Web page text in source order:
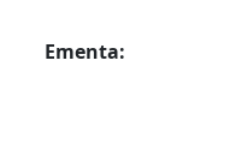
Ementa: